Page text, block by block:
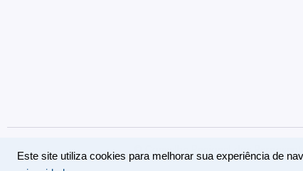
Este site utiliza cookies para melhorar sua experiência de
© Conselho Regional dos